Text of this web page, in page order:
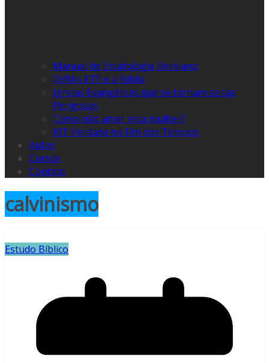
Manual de Escatologia Bereiano
OVNIs ETS e a Bíblia
Igrejas Evangélicas que se tornam seitas
Perigosas
Como não amar esta mulher?
KIT Verdade no Fim dos Tempos
Autor
Cursos
Contato
calvinismo
Estudo Bíblico